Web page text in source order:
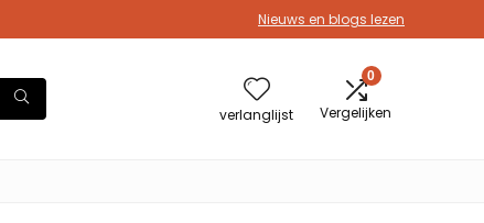
Nieuws en blogs lezen
verlanglijst
0
Vergelijken